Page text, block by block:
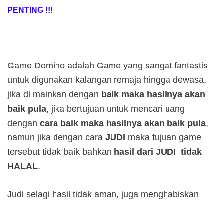
PENTING !!!
Game Domino adalah Game yang sangat fantastis
untuk digunakan kalangan remaja hingga dewasa,
jika di mainkan dengan baik maka hasilnya akan
baik pula, jika bertujuan untuk mencari uang
dengan cara baik maka hasilnya akan baik pula,
namun jika dengan cara JUDI maka tujuan game
tersebut tidak baik bahkan hasil dari JUDI tidak
HALAL.
Judi selagi hasil tidak aman, juga menghabiskan